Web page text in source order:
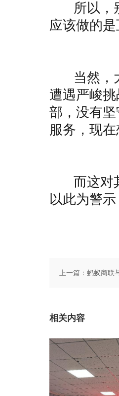
所以，别
应该做的
当然，大
遭遇严峻
部，没有
服务，现
而这对其
以此为警
上一篇： 蚂蚁商联与绝味食品海纳百
相关内容